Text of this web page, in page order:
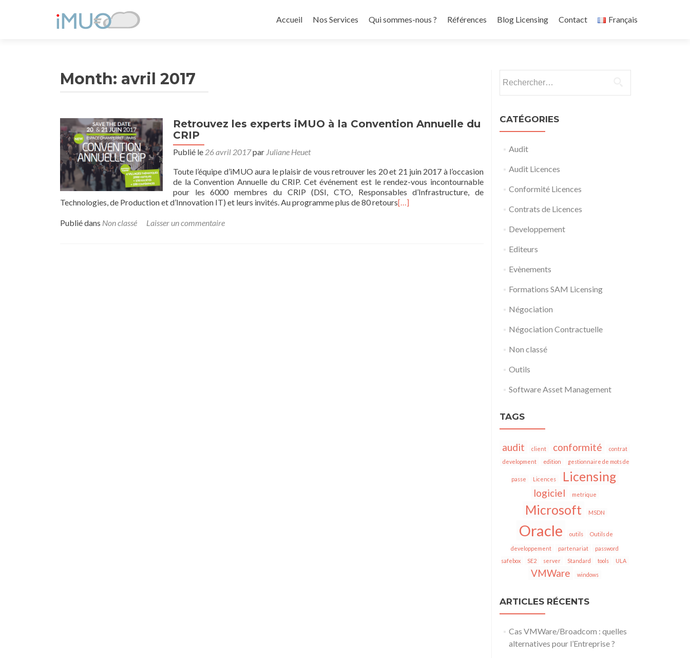
au
Accueil Nos Services Qui sommes-nous ? Références Blog Licensing Contact Français
Month: avril 2017
Retrouvez les experts iMUO à la Convention Annuelle du
CRIP
Publié le 26 avril 2017par Juliane Heuet
Toute l’équipe d’iMUO aura le plaisir de vous retrouver les 20 et 21 juin 2017 à l’occasion
de la Convention Annuelle du CRIP. Cet événement est le rendez-vous incontournable
pour les 6000 membres du CRIP (DSI, CTO, Responsables d’Infrastructure, de
Technologies, de Production et d’Innovation IT) et leurs invités. Au programme plus de 80 retours[…]
Publié dans Non classé Laisser un commentaire
CATÉGORIES
Audit
Audit Licences
Conformité Licences
Contrats de Licences
Developpement
Editeurs
Evènements
Formations SAM Licensing
Négociation
Négociation Contractuelle
Non classé
Outils
Software Asset Management
TAGS
audit client conformité
contrat
development
edition gestionnaire de mots de
passe Licences Licensing
logiciel metrique
Microsoft MSDN
Oracle outils Outils de
developpement partenariat
password
safebox
SE2 server Standard tools ULA
VMWare windows
ARTICLES RÉCENTS
Cas VMWare/Broadcom : quelles
alternatives pour l’Entreprise ?